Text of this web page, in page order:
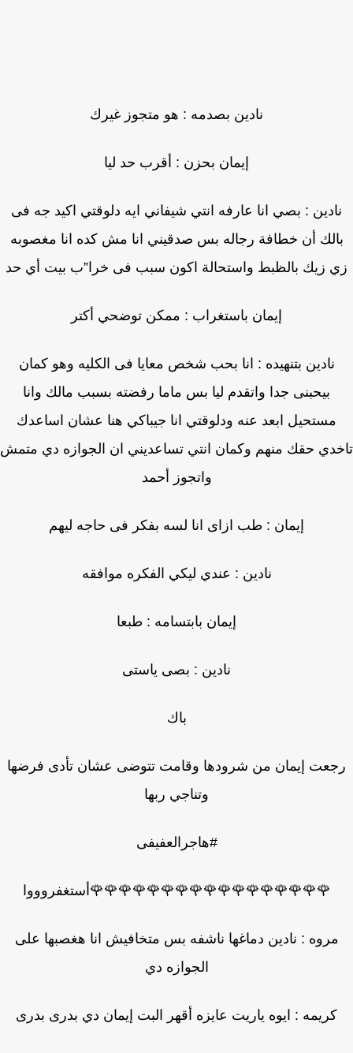
نادين بصدمه : هو متجوز غيرك
إيمان بحزن : أقرب حد ليا
: بصي انا عارفه انتي شيفاني ايه دلوقتي اكيد جه فى
أن خطافة رجاله بس صدقيني انا مش كده انا مغصوبه
زيك بالظبط واستحالة اكون سبب فى خرا”ب بيت أي حد
إيمان باستغراب : ممكن توضحي أكتر
نادين بتنهيده : انا بحب شخص معايا فى الكليه وهو كمان
بيحبنى جدا واتقدم ليا بس ماما رفضته بسبب مالك وانا
مستحيل ابعد عنه ودلوقتي انا جيباكي هنا عشان اساعدك
حقك منهم وكمان انتي تساعديني ان الجوازه دي متمش
واتجوز أحمد
إيمان : طب ازاى انا لسه بفكر فى حاجه ليهم
نادين : عندي ليكي الفكره موافقه
إيمان بابتسامه : طبعا
نادين : بصى ياستى
باك
إيمان من شرودها وقامت تتوضى عشان تأدى فرضها
وتناجي ربها
#هاجرالعفيفى
🌹🌹🌹🌹🌹🌹🌹🌹🌹🌹🌹🌹🌹🌹🌹🌹🌹أستغفروووا
مروه : نادين دماغها ناشفه بس متخافيش انا هغصبها على
الجوازه دي
كريمه : ايوه ياريت عايزه أقهر البت إيمان دي بدرى بدرى